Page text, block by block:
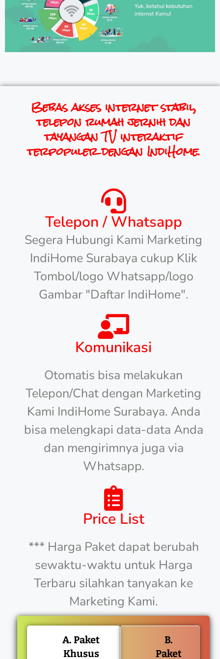
Bebas akses internet stabil,
telepon rumah jernih dan
tayangan TV interaktif
terpopuler dengan IndiHome.
Telepon / Whatsapp
Segera Hubungi Kami Marketing
IndiHome Surabaya cukup Klik
Tombol/logo Whatsapp/logo
Gambar "Daftar IndiHome".
Komunikasi
Otomatis bisa melakukan
Telepon/Chat dengan Marketing
Kami IndiHome Surabaya. Anda
bisa melengkapi data-data Anda
dan mengirimnya juga via
Whatsapp.
Price List
*** Harga Paket dapat berubah
sewaktu-waktu untuk Harga
Terbaru silahkan tanyakan ke
Marketing Kami.
A. Paket
Khusus
B.
Paket